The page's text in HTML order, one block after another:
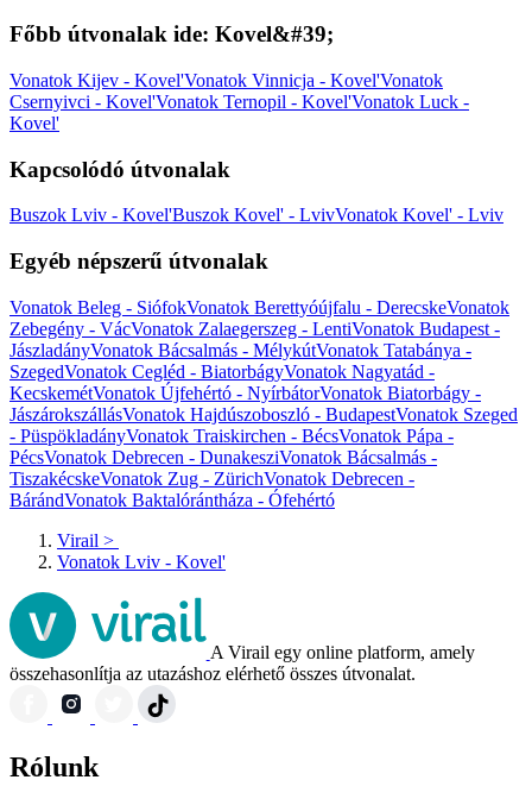
Főbb útvonalak ide: Kovel&#39;
Vonatok Kijev - Kovel'Vonatok Vinnicja - Kovel'Vonatok
Csernyivci - Kovel'Vonatok Ternopil - Kovel'Vonatok Luck -
Kovel'
Kapcsolódó útvonalak
Buszok Lviv - Kovel'Buszok Kovel' - LvivVonatok Kovel' - Lviv
Egyéb népszerű útvonalak
Vonatok Beleg - SiófokVonatok Berettyóújfalu - DerecskeVonatok
Zebegény - VácVonatok Zalaegerszeg - LentiVonatok Budapest -
JászladányVonatok Bácsalmás - MélykútVonatok Tatabánya -
SzegedVonatok Cegléd - BiatorbágyVonatok Nagyatád -
KecskemétVonatok Újfehértó - NyírbátorVonatok Biatorbágy -
JászárokszállásVonatok Hajdúszoboszló - BudapestVonatok Szeged
- PüspökladányVonatok Traiskirchen - BécsVonatok Pápa -
PécsVonatok Debrecen - DunakesziVonatok Bácsalmás -
TiszakécskeVonatok Zug - ZürichVonatok Debrecen -
BárándVonatok Baktalórántháza - Ófehértó
Virail >
Vonatok Lviv - Kovel'
A Virail egy online platform, amely
összehasonlítja az utazáshoz elérhető összes útvonalat.
Rólunk